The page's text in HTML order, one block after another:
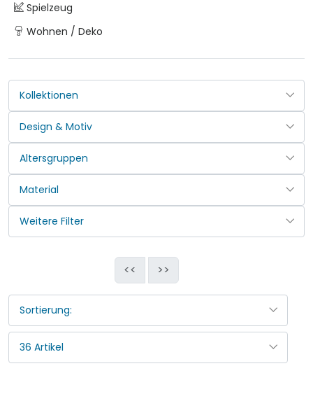
Spielzeug
Wohnen / Deko
<< >>